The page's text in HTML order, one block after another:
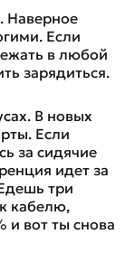
Наверное
Если
в любой
зарядиться.
В новых
Если
за сидячие
идет за
три
кабелю,
и вот ты снова